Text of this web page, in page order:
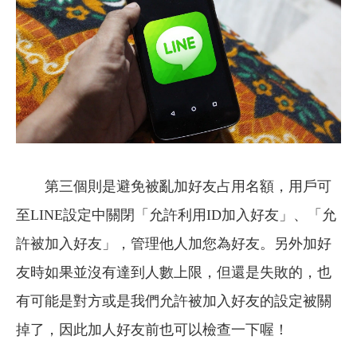
第三個則是避免被亂加好友占用名額，用戶可
至LINE設定中關閉「允許利用ID加入好友」、「允
許被加入好友」，管理他人加您為好友。另外加好
友時如果並沒有達到人數上限，但還是失敗的，也
有可能是對方或是我們允許被加入好友的設定被關
掉了，因此加人好友前也可以檢查一下喔！